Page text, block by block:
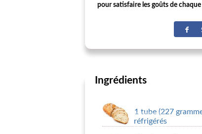
pour satisfaire les goûts de
Ingrédients
1 tube (227
réfrigérés